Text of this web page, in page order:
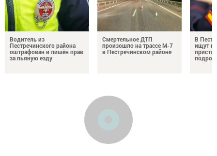
Водитель из
Пестречинского района
оштрафован и лишён прав
за пьяную езду
Смертельное ДТП
произошло на трассе М-7
в Пестречинском районе
В
ищут